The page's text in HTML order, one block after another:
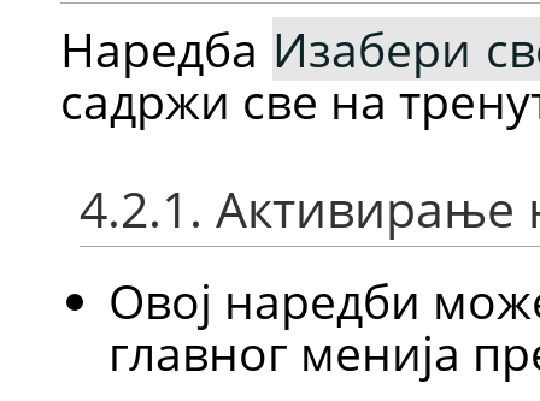
Наредба Изабери
садржи све на
4.2.1. Активирање
Овој наредби
главног менија